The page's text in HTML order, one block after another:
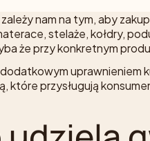
nam na tym, aby
stelaże, kołdry,
że przy konkretnym
uprawnieniem
które przysługują